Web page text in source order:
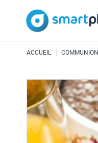
ACCUEIL COMMUNION